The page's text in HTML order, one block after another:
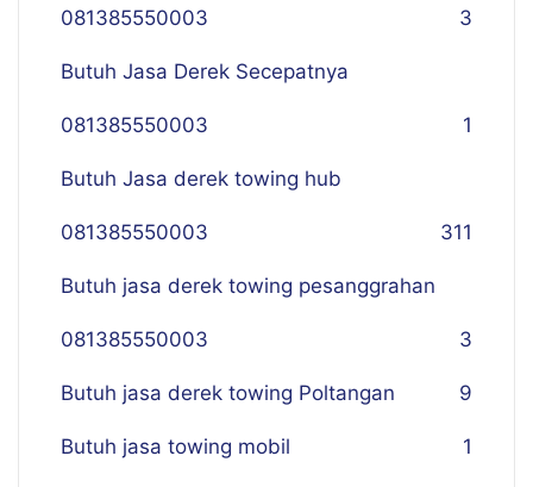
081385550003 3
Butuh Jasa Derek Secepatnya
081385550003 1
Butuh Jasa derek towing hub
081385550003 311
Butuh jasa derek towing pesanggrahan
081385550003 3
Butuh jasa derek towing Poltangan 9
Butuh jasa towing mobil 1